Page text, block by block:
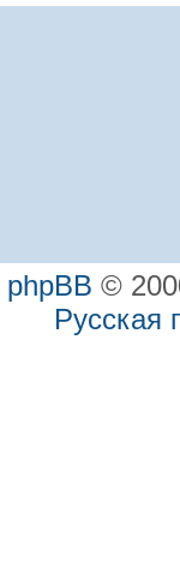
phpBB ©
Русская